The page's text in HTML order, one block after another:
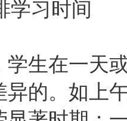
习时间
在一天或
异的。如上